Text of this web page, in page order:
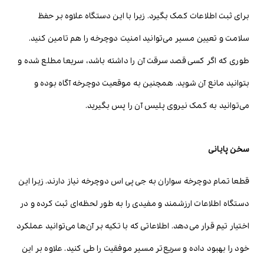
برای ثبت اطلاعات کمک بگیرد. زیرا با این دستگاه علاوه بر حفظ
سلامت و تعیین مسیر می‌توانید امنیت دوچرخه را هم تامین کنید.
طوری که اگر کسی قصد سرقت آن را داشته باشد، سریعا مطلع شده و
بتوانید مانع آن شوید. همچنین به موقعیت دوچرخه آگاه بوده و
می‌توانید به کمک نیروی پلیس آن را پس بگیرید.
سخن پایانی
قطعا تمام دوچرخه سواران به جی پی اس دوچرخه نیاز دارند. زیرا این
دستگاه اطلاعات ارزشمند و مفیدی را به طور لحظه‌ای ثبت کرده و در
اختیار تیم قرار می‌دهد. اطلاعاتی که با تکیه بر آن‌ها می‌توانید عملکرد
خود را بهبود داده و سریع‌تر مسیر موفقیت را طی کنید. علاوه بر این